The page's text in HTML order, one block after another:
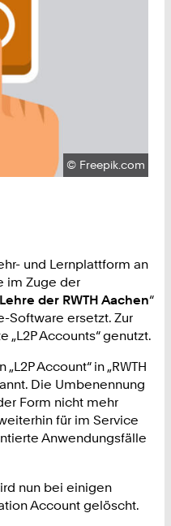
Urheberrecht:
© Freepik.com
und Lernplattform an
im Zuge der
der RWTH Aachen“
Software ersetzt. Zur
Accounts“ genutzt.
Account“ in „RWTH
Die Umbenennung
Form nicht mehr
für im Service
Anwendungsfälle
nun bei einigen
Account gelöscht.